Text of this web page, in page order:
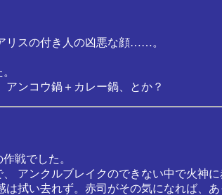
リスの付き人の凶悪な顔……。
ンコウ鍋＋カレー鍋、とか？
戦でした。
アンクルブレイクのできない中で火神に
拭い去れず。赤司がその気になれば、